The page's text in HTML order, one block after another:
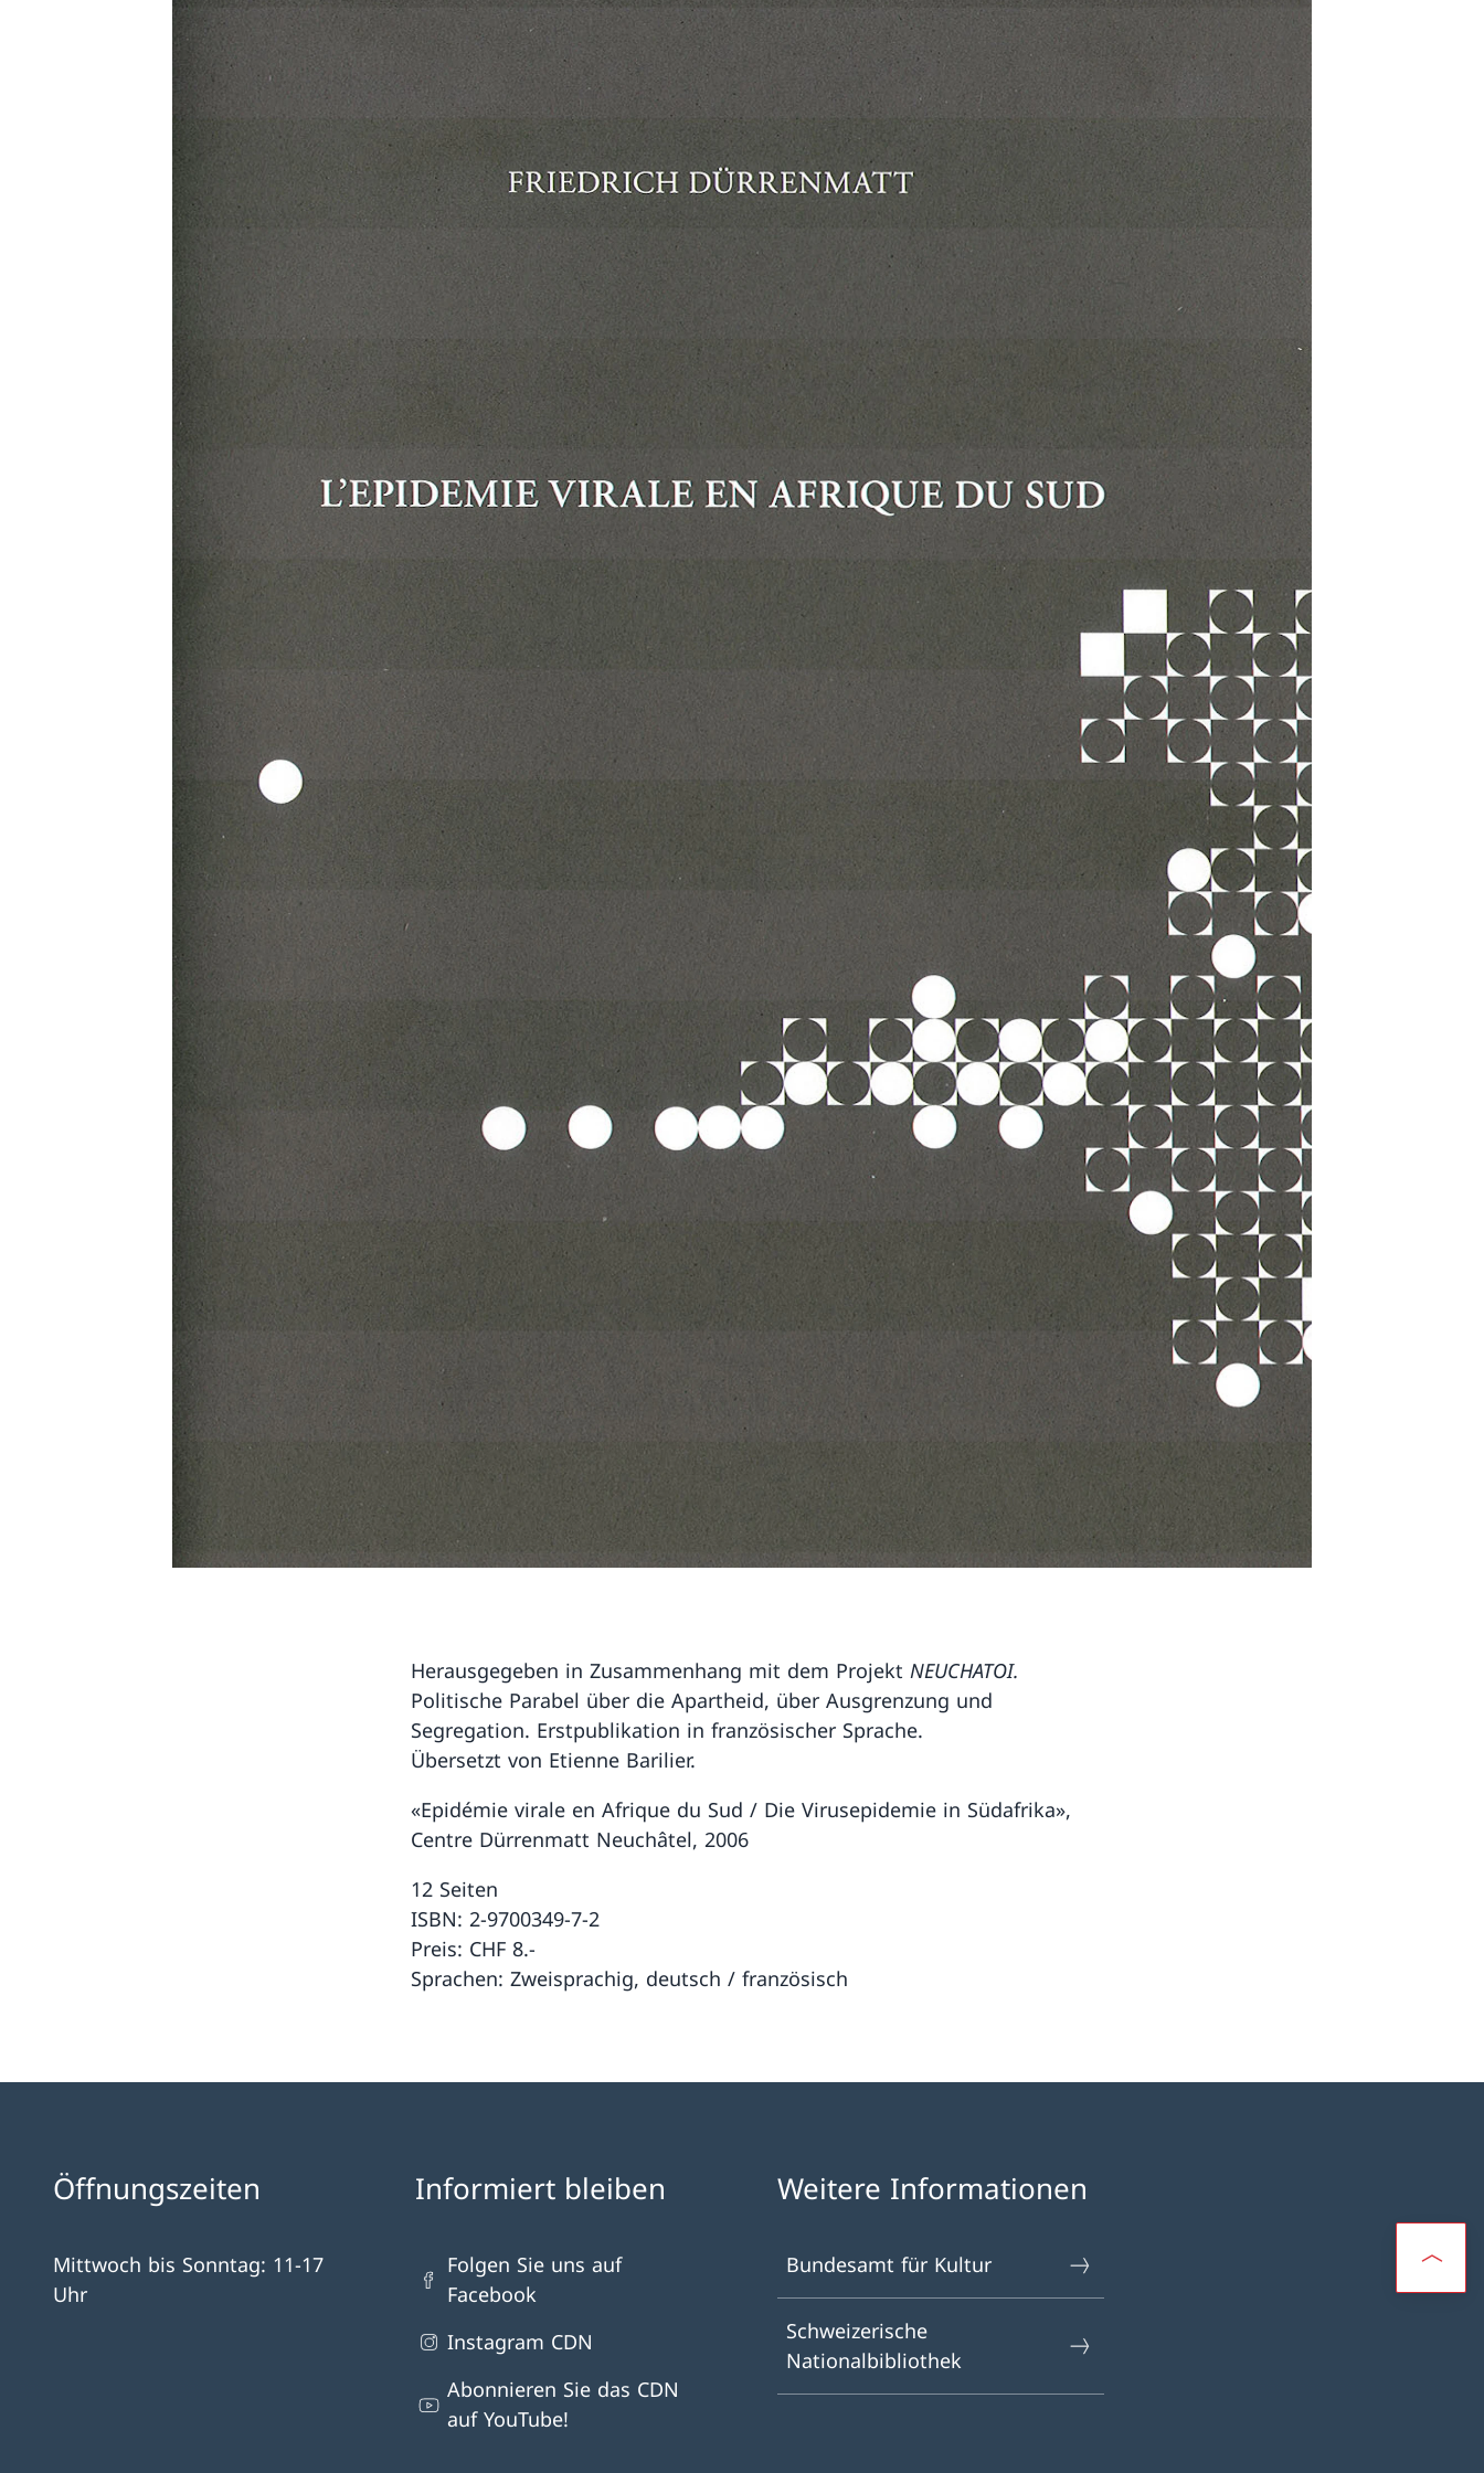
Herausgegeben in Zusammenhang mit dem Projekt NEUCHATOI.
Politische Parabel über die Apartheid, über Ausgrenzung und
Segregation. Erstpublikation in französischer Sprache.
Übersetzt von Etienne Barilier.
«Epidémie virale en Afrique du Sud / Die Virusepidemie in Südafrika»,
Centre Dürrenmatt Neuchâtel, 2006
12 Seiten
ISBN: 2-9700349-7-2
Preis: CHF 8.-
Sprachen: Zweisprachig, deutsch / französisch
Öffnungszeiten
Mittwoch bis Sonntag: 11-17
Uhr
Informiert bleiben
Folgen Sie uns auf
Facebook
Instagram CDN
Abonnieren Sie das CDN
auf YouTube!
Weitere Informationen
Bundesamt für Kultur
Schweizerische
Nationalbibliothek